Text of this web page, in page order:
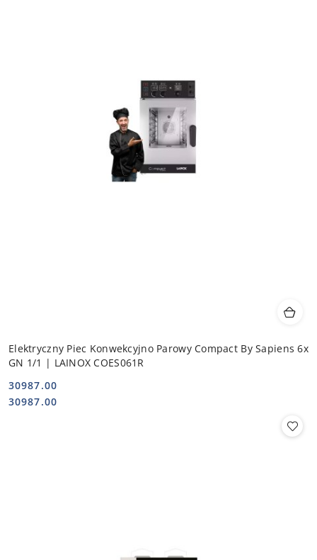
Elektryczny Piec Konwekcyjno Parowy Compact By Sapiens 6x
GN 1/1 | LAINOX COES061R
Cena:
30987.00
Cena:
30987.00